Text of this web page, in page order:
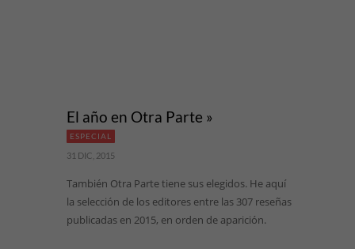
El año en Otra Parte »
ESPECIAL
31 DIC, 2015
También Otra Parte tiene sus elegidos. He aquí
la selección de los editores entre las 307 reseñas
publicadas en 2015, en orden de aparición.